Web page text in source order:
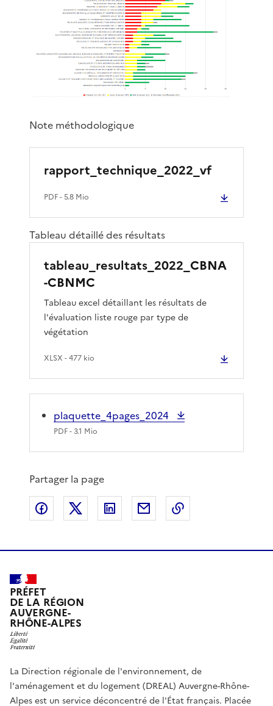
Note méthodologique
rapport_technique_2022_vf
PDF- 5.8 Mio
Tableau détaillé des résultats
tableau_resultats_2022_CBNA
-CBNMC
XLSX - 477 kio
Tableau excel détaillant les résultats de
l'évaluation liste rouge par type de
végétation
plaquette_4pages_2024
PDF- 3.1 Mio
Partager la page
Partager sur Facebook
Partager sur XPartager sur LinkedIn
Partager par email
PRÉFET
DE LA RÉGION
AUVERGNE-
RHÔNE-ALPES
La Direction régionale de l'environnement, de
l'aménagement et du logement (DREAL) Auvergne-Rhône-
Alpes est un service déconcentré de l'État français. Placée